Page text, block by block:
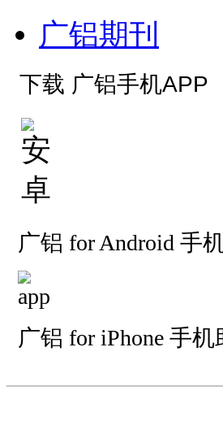
广铝期刊
下载 广铝手机APP
广铝 for Android 手
广铝 for iPhone 手